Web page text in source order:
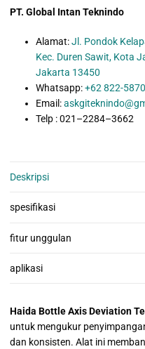
PT. Global Intan Teknindo
Alamat:Jl. Pondok
Kec. Duren Sawit, Kota
Jakarta 13450
Whatsapp: +62 822-
Email:
Telp : 021–2284–3662
Deskripsi
spesifikasi
fitur unggulan
aplikasi
Haida Bottle Axis Deviation
untuk mengukur
dan konsisten. Alat ini